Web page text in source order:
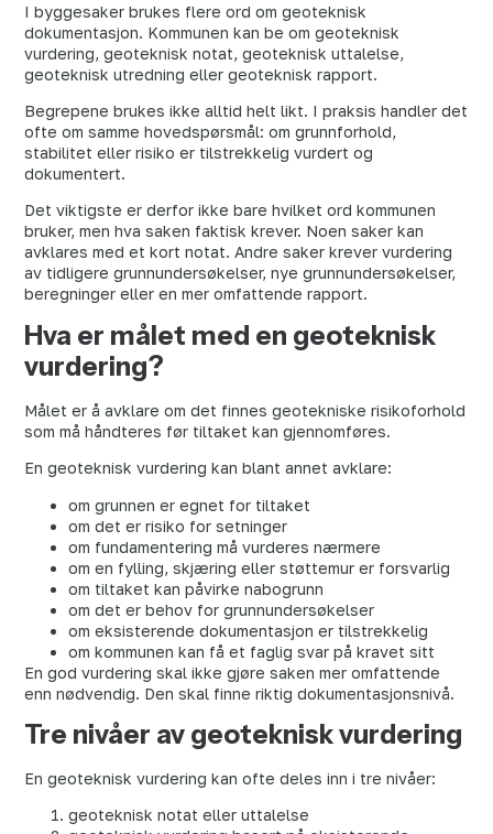
I byggesaker brukes flere ord om geoteknisk
dokumentasjon. Kommunen kan be om geoteknisk
vurdering, geoteknisk notat, geoteknisk uttalelse,
geoteknisk utredning eller geoteknisk rapport.
Begrepene brukes ikke alltid helt likt. I praksis handler det
ofte om samme hovedspørsmål: om grunnforhold,
stabilitet eller risiko er tilstrekkelig vurdert og
dokumentert.
Det viktigste er derfor ikke bare hvilket ord kommunen
bruker, men hva saken faktisk krever. Noen saker kan
avklares med et kort notat. Andre saker krever vurdering
av tidligere grunnundersøkelser, nye grunnundersøkelser,
beregninger eller en mer omfattende rapport.
Hva er målet med en geoteknisk
vurdering?
Målet er å avklare om det finnes geotekniske risikoforhold
som må håndteres før tiltaket kan gjennomføres.
En geoteknisk vurdering kan blant annet avklare:
om grunnen er egnet for tiltaket
om det er risiko for setninger
om fundamentering må vurderes nærmere
om en fylling, skjæring eller støttemur er forsvarlig
om tiltaket kan påvirke nabogrunn
om det er behov for grunnundersøkelser
om eksisterende dokumentasjon er tilstrekkelig
om kommunen kan få et faglig svar på kravet sitt
En god vurdering skal ikke gjøre saken mer omfattende
enn nødvendig. Den skal finne riktig dokumentasjonsnivå.
Tre nivåer av geoteknisk vurdering
En geoteknisk vurdering kan ofte deles inn i tre nivåer:
geoteknisk notat eller uttalelse